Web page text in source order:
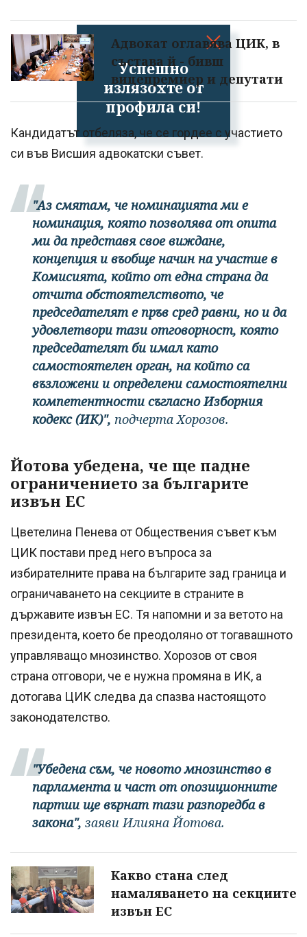
Успешно
излязохте от
профила си!
Адвокат оглавява ЦИК, в
състава й - бивш
вицепремиер и депутати
Кандидатът отбеляза, че се гордее с участието
си във Висшия адвокатски съвет.
"Аз смятам, че номинацията ми е
номинация, която позволява от опита
ми да представя свое виждане,
концепция и въобще начин на участие в
Комисията, който от една страна да
отчита обстоятелството, че
председателят е пръв сред равни, но и да
удовлетвори тази отговорност, която
председателят би имал като
самостоятелен орган, на който са
възложени и определени самостоятелни
компетентности съгласно Изборния
кодекс (ИК)", подчерта Хорозов.
Йотова убедена, че ще падне
ограничението за българите
извън ЕС
Цветелина Пенева от Обществения съвет към
ЦИК постави пред него въпроса за
избирателните права на българите зад граница и
ограничаването на секциите в страните в
държавите извън ЕС. Тя напомни и за ветото на
президента, което бе преодоляно от тогавашното
управляващо мнозинство. Хорозов от своя
страна отговори, че е нужна промяна в ИК, а
дотогава ЦИК следва да спазва настоящото
законодателство.
"Убедена съм, че новото мнозинство в
парламента и част от опозиционните
партии ще върнат тази разпоредба в
закона", заяви Илияна Йотова.
Какво стана след
намаляването на секциите
извън ЕС